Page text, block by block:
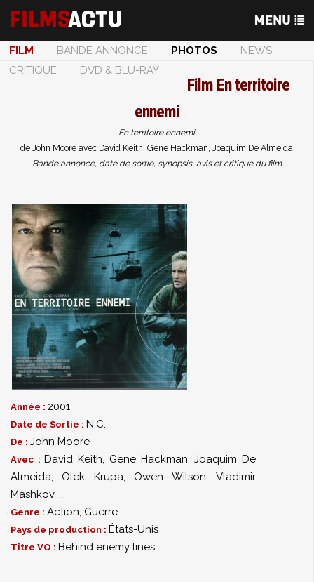
FILM BANDE ANNONCE PHOTOS
NEWS
CRITIQUE
DVD & BLU-RAY
Film En territoire
ennemi
En territoire ennemi
de John Moore avec David Keith, Gene Hackman, Joaquim De Almeida
Bande annonce, date de sortie, synopsis, avis et critique du film
Année : 2001
Date de Sortie : N.C.
De : John Moore
Avec : David Keith, Gene Hackman,Joaquim De
Almeida, Olek Krupa, Owen Wilson,Vladimir
Mashkov, ...
Genre : Action, Guerre
Pays de production : États-Unis
Titre VO : Behind enemy lines